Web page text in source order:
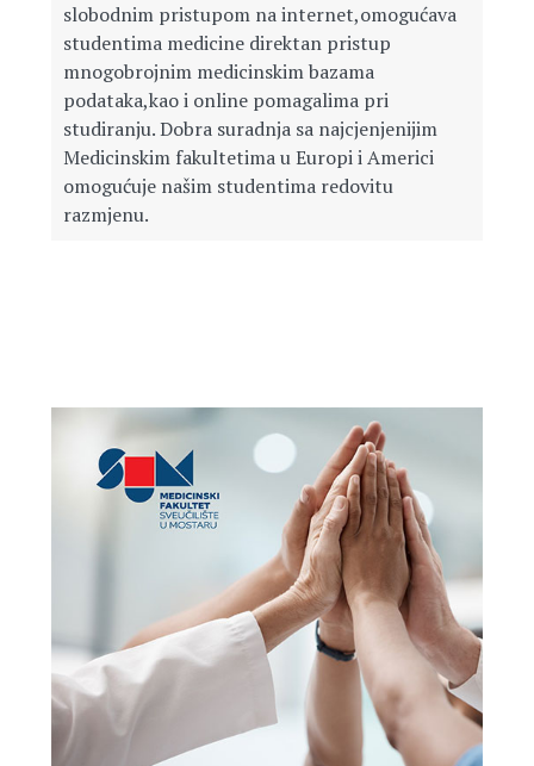
slobodnim pristupom na internet,omogućava
studentima medicine direktan pristup
mnogobrojnim medicinskim bazama
podataka,kao i online pomagalima pri
studiranju. Dobra suradnja sa najcjenjenijim
Medicinskim fakultetima u Europi i Americi
omogućuje našim studentima redovitu
razmjenu.